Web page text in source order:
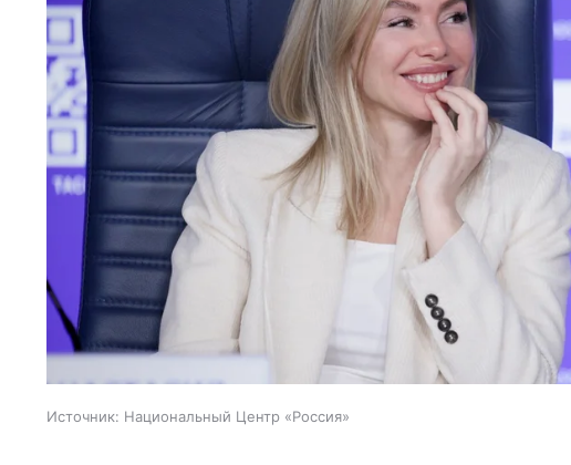
Источник: Национальный Центр «Россия»